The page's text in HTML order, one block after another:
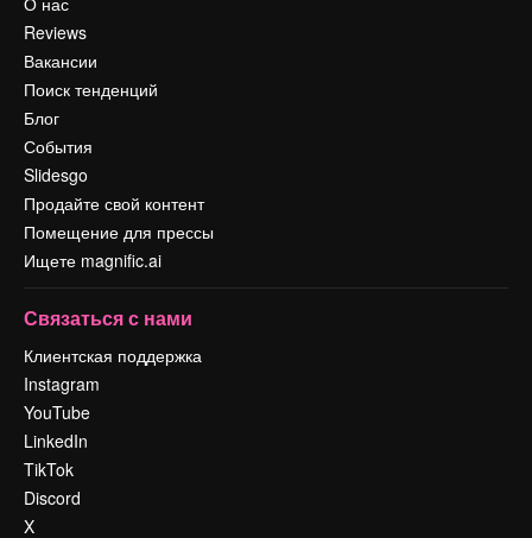
Reviews
Вакансии
Поиск тенденций
Блог
События
Slidesgo
Продайте свой контент
Помещение для прессы
Ищете magnific.ai
Связаться с нами
Клиентская поддержка
Instagram
YouTube
LinkedIn
TikTok
Discord
X